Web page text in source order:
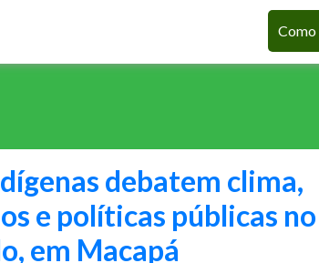
debatem clima,
e políticas públicas
em Macapá